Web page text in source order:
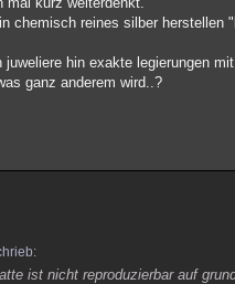
chemisch reines silber herstellen
juweliere hin exakte legierungen
ganz anderem wird..?
ist nicht reproduzierbar auf